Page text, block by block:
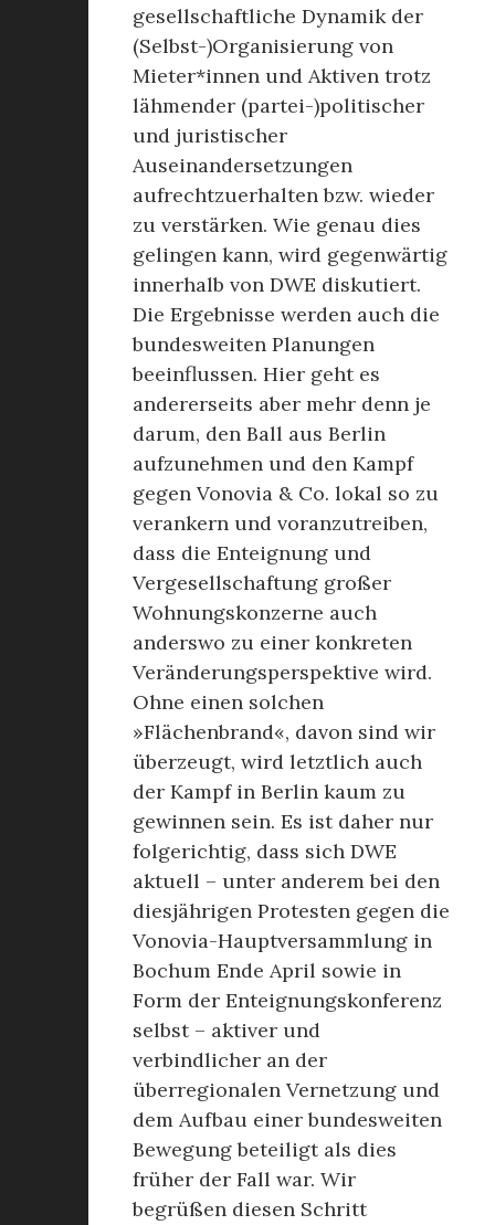
gesellschaftliche Dynamik der
(Selbst-)Organisierung von
Mieter*innen und Aktiven trotz
lähmender (partei-)politischer
und juristischer
Auseinandersetzungen
aufrechtzuerhalten bzw. wieder
zu verstärken. Wie genau dies
gelingen kann, wird gegenwärtig
innerhalb von DWE diskutiert.
Die Ergebnisse werden auch die
bundesweiten Planungen
beeinflussen. Hier geht es
andererseits aber mehr denn je
darum, den Ball aus Berlin
aufzunehmen und den Kampf
gegen Vonovia & Co. lokal so zu
verankern und voranzutreiben,
dass die Enteignung und
Vergesellschaftung großer
Wohnungskonzerne auch
anderswo zu einer konkreten
Veränderungsperspektive wird.
Ohne einen solchen
»Flächenbrand«, davon sind wir
überzeugt, wird letztlich auch
der Kampf in Berlin kaum zu
gewinnen sein. Es ist daher nur
folgerichtig, dass sich DWE
aktuell – unter anderem bei den
diesjährigen Protesten gegen die
Vonovia-Hauptversammlung in
Bochum Ende April sowie in
Form der Enteignungskonferenz
selbst – aktiver und
verbindlicher an der
überregionalen Vernetzung und
dem Aufbau einer bundesweiten
Bewegung beteiligt als dies
früher der Fall war. Wir
begrüßen diesen Schritt